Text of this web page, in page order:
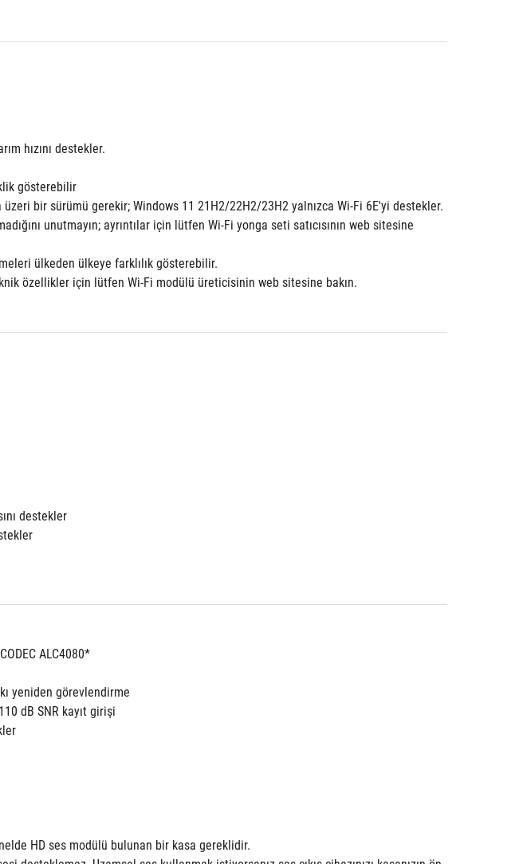
hızını destekler.
gösterebilir
bir sürümü gerekir; Windows 11 21H2/22H2/23H2 yalnızca Wi-Fi 6E'yi destekler.
ülkeden ülkeye farklılık gösterebilir.
özellikler için lütfen Wi-Fi modülü üreticisinin web sitesine bakın.
destekler
ALC4080*
yeniden görevlendirme
dB SNR kayıt girişi
HD ses modülü bulunan bir kasa gereklidir.